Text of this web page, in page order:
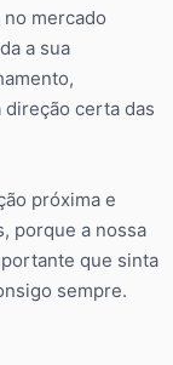
mercado
a sua
certa das
próxima e
porque a nossa
que sinta
sempre.